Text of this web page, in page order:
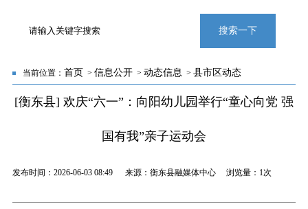
搜索一下
当前位置： 首页 > 信息公开> 动态信息 > 县市区动态
[衡东县] 欢庆“六一”：向阳幼儿园举行“童心向党 强
国有我”亲子运动会
发布时间：2026-06-03 08:49 来源：衡东县融媒体中心 浏览量： 1次